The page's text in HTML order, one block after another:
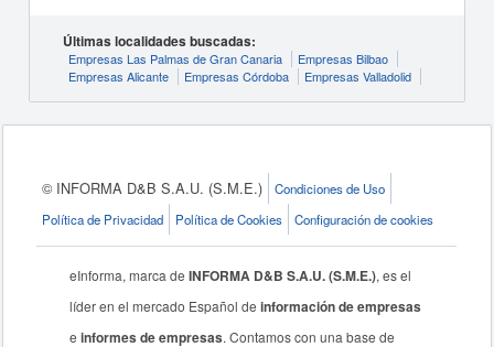
Últimas localidades buscadas:
Empresas Las Palmas de Gran Canaria
Empresas Bilbao
Empresas Alicante
Empresas Córdoba Empresas Valladolid
© INFORMA D&B S.A.U. (S.M.E.)
Condiciones de Uso
Política de Privacidad
Política de Cookies Configuración de cookies
eInforma, marca deINFORMA D&B S.A.U. (S.M.E.), es el
líder en el mercado Español deinformación de empresas
einformes de empresas. Contamos con una base de